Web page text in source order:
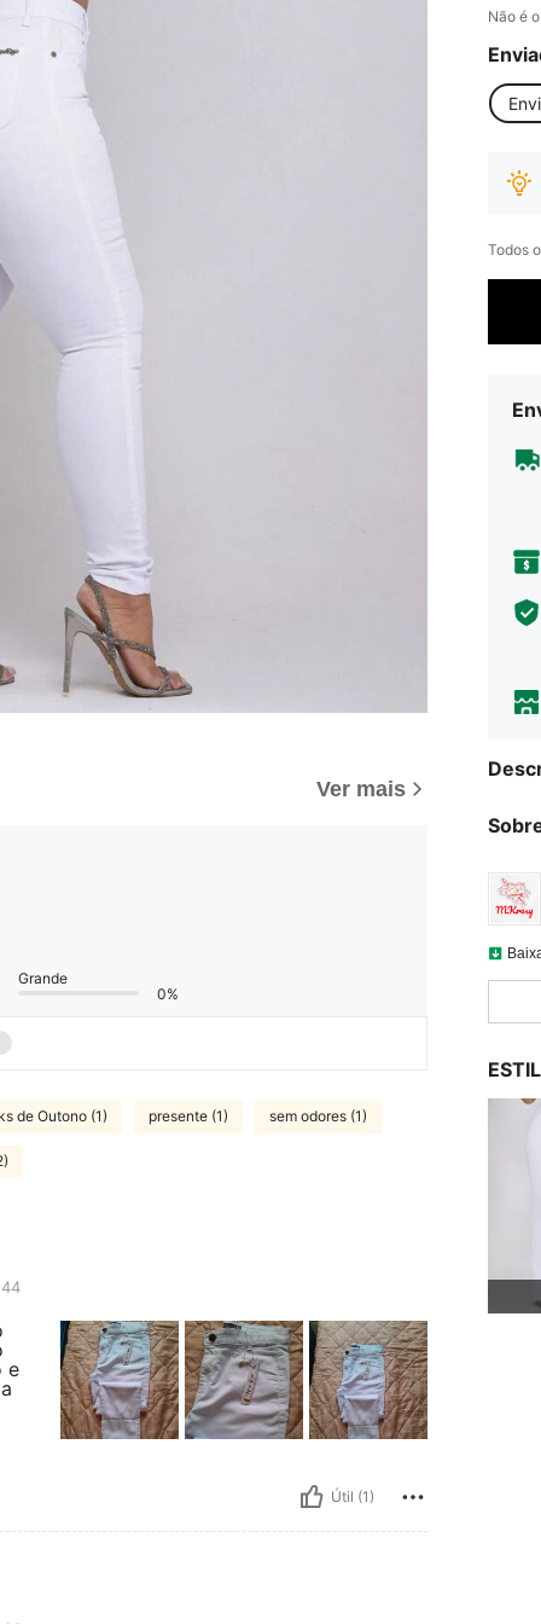
Ver mais
Grande
0%
de Outono (1) presente (1) sem odores (1)
44
e
Útil (1)
Não é
Todos